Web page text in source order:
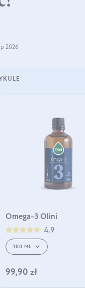
2026
Omega-3 Olini
4.9
100 ML
99,90 zł